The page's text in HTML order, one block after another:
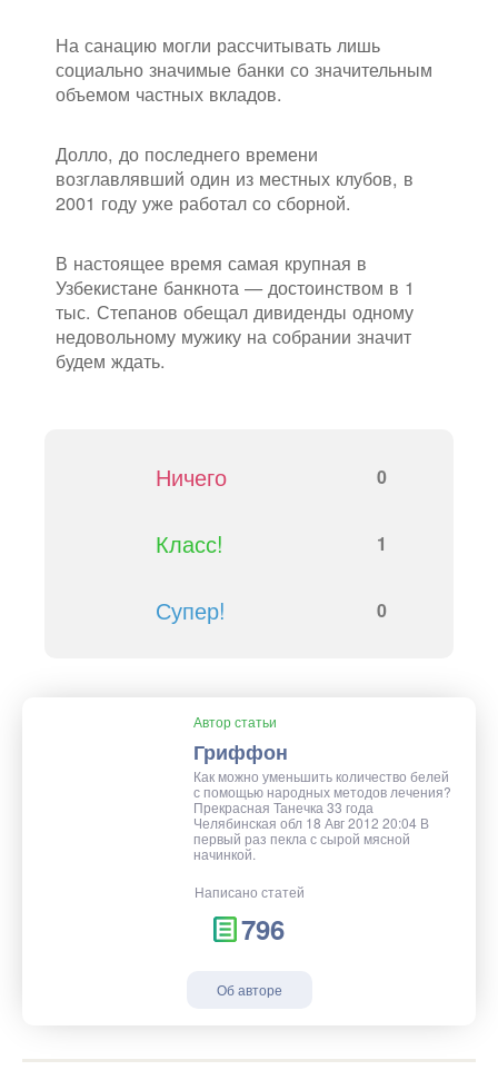
На санацию могли рассчитывать лишь
социально значимые банки со значительным
объемом частных вкладов.
Долло, до последнего времени
возглавлявший один из местных клубов, в
2001 году уже работал со сборной.
В настоящее время самая крупная в
Узбекистане банкнота — достоинством в 1
тыс. Степанов обещал дивиденды одному
недовольному мужику на собрании значит
будем ждать.
Ничего 0
Класс! 1
Супер! 0
Автор статьи
Гриффон
Как можно уменьшить количество белей
с помощью народных методов лечения?
Прекрасная Танечка 33 года
Челябинская обл 18 Авг 2012 20:04 В
первый раз пекла с сырой мясной
начинкой.
Написано статей
796
Об авторе